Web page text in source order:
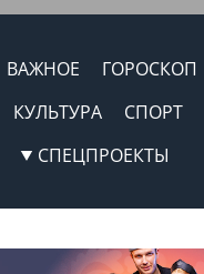
ВАЖНОЕ ГОРОСКОП
КУЛЬТУРА СПОРТ
СПЕЦПРОЕКТЫ